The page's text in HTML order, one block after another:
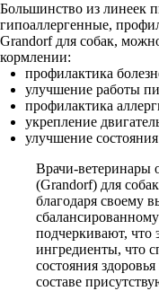
Большинство из линеек
гипоаллергенные,
Grandorf для собак,
кормлении:
профилактика
улучшение работы
профилактика
укрепление
улучшение
Врачи-ветеринары
(Grandorf) для
благодаря своему
подчеркивают, что
ингредиенты, что
состояния
составе